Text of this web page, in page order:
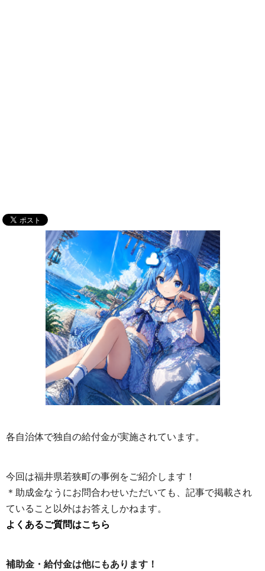
各自治体で独自の給付金が実施されています。
今回は福井県若狭町の事例をご紹介します！
＊助成金なうにお問合わせいただいても、記事で掲載され
ていること以外はお答えしかねます。
よくあるご質問はこちら
補助金・給付金は他にもあります！